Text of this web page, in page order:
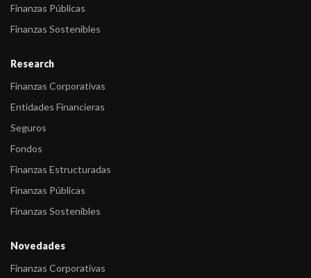
Finanzas Públicas
Finanzas Sostenibles
Research
Finanzas Corporativas
Entidades Financieras
Seguros
Fondos
Finanzas Estructuradas
Finanzas Públicas
Finanzas Sostenibles
Novedades
Finanzas Corporativas